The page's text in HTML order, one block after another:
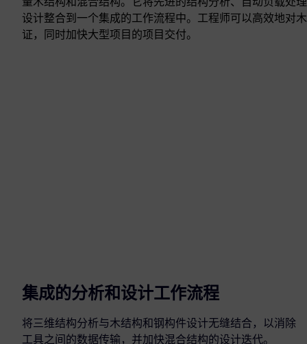
设计整合到一个集成的工作流程中。工程师可以高效地对
证，同时加快大型项目的项目交付。
集成的分析和设计工作流程
将三维结构分析与木结构和钢构件设计无缝结合，以消除
工具之间的数据传输，并加快混合结构的设计迭代。